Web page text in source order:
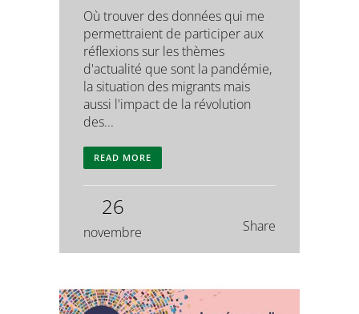
Où trouver des données qui me
permettraient de participer aux
réflexions sur les thèmes
d'actualité que sont la pandémie,
la situation des migrants mais
aussi l'impact de la révolution
des...
READ MORE
26
novembre Share